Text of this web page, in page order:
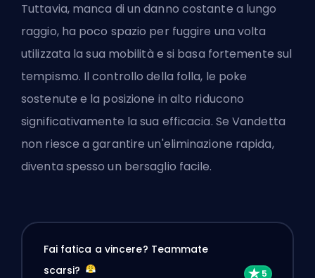
Tuttavia, manca di un danno costante a lungo
raggio, ha poco spazio per fuggire una volta
utilizzata la sua mobilità e si basa fortemente sul
tempismo. Il controllo della folla, le poke
sostenute e la posizione in alto riducono
significativamente la sua efficacia. Se Vandetta
non riesce a garantire un'eliminazione rapida,
diventa spesso un bersaglio facile.
Fai fatica a vincere? Teammate
scarsi?